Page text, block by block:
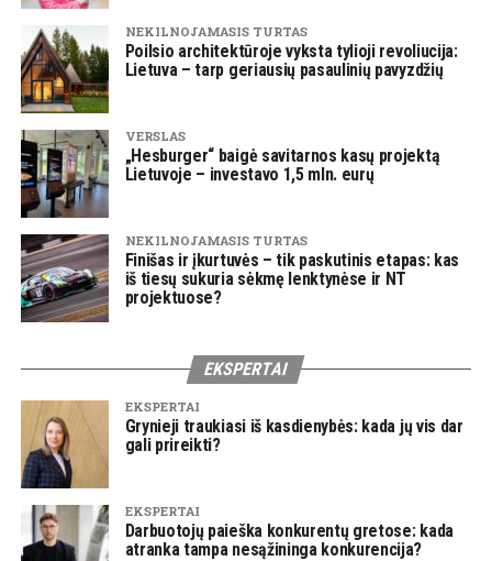
NEKILNOJAMASIS TURTAS
Poilsio architektūroje vyksta tylioji revoliucija:
Lietuva – tarp geriausių pasaulinių pavyzdžių
VERSLAS
„Hesburger“ baigė savitarnos kasų projektą
Lietuvoje – investavo 1,5 mln. eurų
NEKILNOJAMASIS TURTAS
Finišas ir įkurtuvės – tik paskutinis etapas: kas
iš tiesų sukuria sėkmę lenktynėse ir NT
projektuose?
EKSPERTAI
EKSPERTAI
Grynieji traukiasi iš kasdienybės: kada jų vis dar
gali prireikti?
EKSPERTAI
Darbuotojų paieška konkurentų gretose: kada
atranka tampa nesąžininga konkurencija?